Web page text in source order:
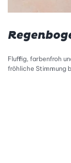
Fluffig, farbenfroh
fröhliche Stimmung